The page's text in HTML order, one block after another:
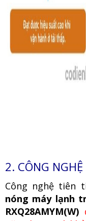
2. CÔNG
Công nghệ tiên
nóng máy lạnh
RXQ28AMYM(W)